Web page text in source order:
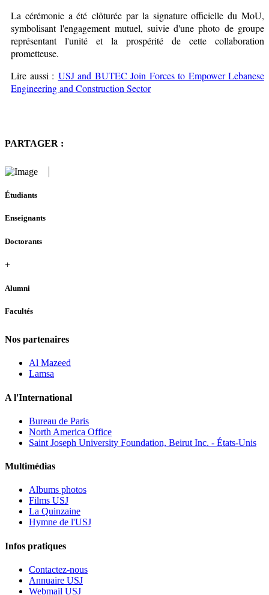
La cérémonie a été clôturée par la signature officielle du MoU,
symbolisant l'engagement mutuel, suivie d'une photo de groupe
représentant l'unité et la prospérité de cette collaboration
prometteuse.
Lire aussi : USJ and BUTEC Join Forces to Empower Lebanese
Engineering and Construction Sector
PARTAGER :
Étudiants
Enseignants
Doctorants
+
Alumni
Facultés
Nos partenaires
Al Mazeed
Lamsa
A l'International
Bureau de Paris
North America Office
Saint Joseph University Foundation, Beirut Inc. - États-Unis
Multimédias
Albums photos
Films USJ
La Quinzaine
Hymne de l'USJ
Infos pratiques
Contactez-nous
Annuaire USJ
Webmail USJ